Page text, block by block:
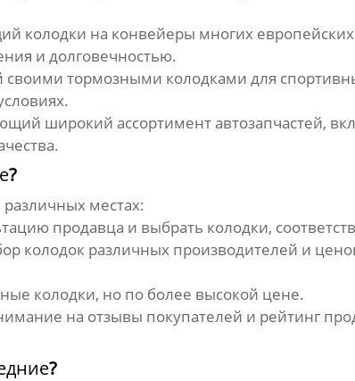
колодки на конвейеры многих
и долговечностью.
своими тормозными колодками для
широкий ассортимент автозапчастей,
?
местах:
продавца и выбрать колодки,
колодок различных производителей и
колодки, но по более высокой цене.
на отзывы покупателей и рейтинг
?